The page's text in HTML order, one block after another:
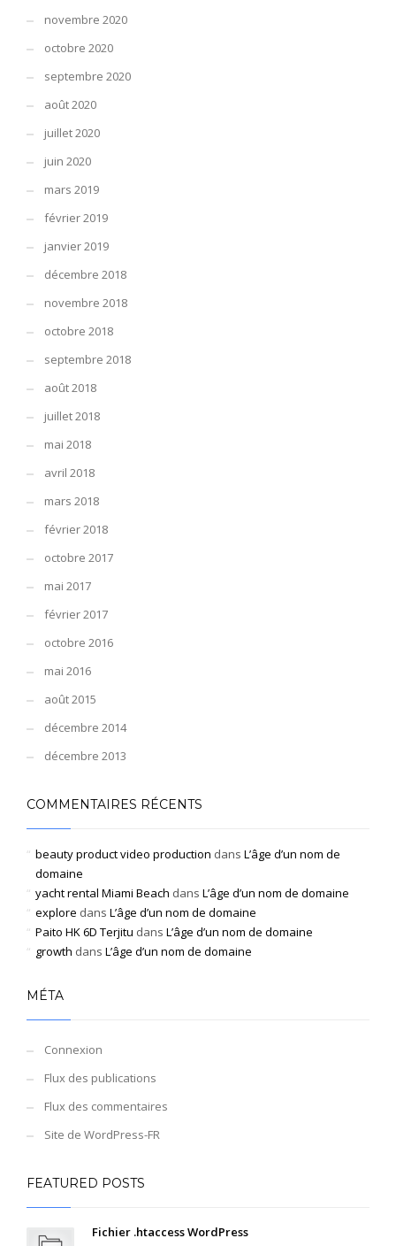
novembre 2020
octobre 2020
septembre 2020
août 2020
juillet 2020
juin 2020
mars 2019
février 2019
janvier 2019
décembre 2018
novembre 2018
octobre 2018
septembre 2018
août 2018
juillet 2018
mai 2018
avril 2018
mars 2018
février 2018
octobre 2017
mai 2017
février 2017
octobre 2016
mai 2016
août 2015
décembre 2014
décembre 2013
COMMENTAIRES RÉCENTS
beauty product video production dans L’âge d’un nom de
domaine
yacht rental Miami Beach dans L’âge d’un nom de domaine
explore dans L’âge d’un nom de domaine
Paito HK 6D Terjitu dans L’âge d’un nom de domaine
growth dans L’âge d’un nom de domaine
MÉTA
Connexion
Flux des publications
Flux des commentaires
Site de WordPress-FR
FEATURED POSTS
Fichier .htaccess WordPress